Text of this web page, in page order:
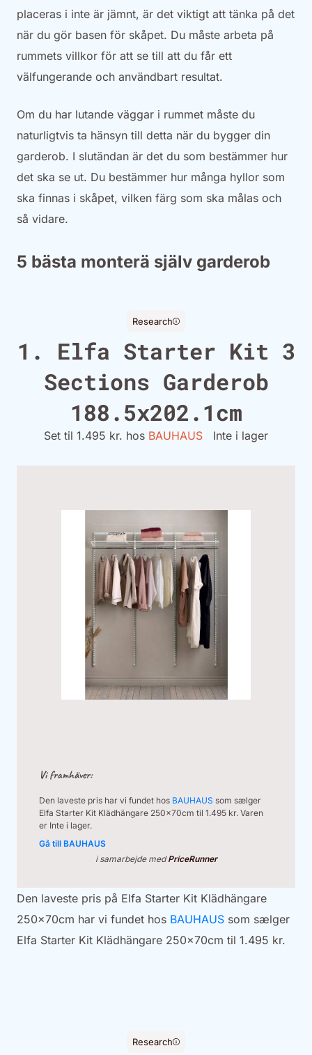
placeras i inte är jämnt, är det viktigt att tänka på det
när du gör basen för skåpet. Du måste arbeta på
rummets villkor för att se till att du får ett
välfungerande och användbart resultat.
Om du har lutande väggar i rummet måste du
naturligtvis ta hänsyn till detta när du bygger din
garderob. I slutändan är det du som bestämmer hur
det ska se ut. Du bestämmer hur många hyllor som
ska finnas i skåpet, vilken färg som ska målas och
så vidare.
5 bästa monterä själv garderob
Research
1. Elfa Starter Kit 3
Sections Garderob
188.5x202.1cm
Set til 1.495 kr. hos BAUHAUS Inte i lager
Vi framhäver:
Den laveste pris har vi fundet hos BAUHAUS som sælger
Elfa Starter Kit Klädhängare 250x70cm til 1.495 kr. Varen
er Inte i lager.
Gå till BAUHAUS
i samarbejde medPriceRunner
Den laveste pris på Elfa Starter Kit Klädhängare
250x70cm har vi fundet hos BAUHAUS som sælger
Elfa Starter Kit Klädhängare 250x70cm til 1.495 kr.
Research